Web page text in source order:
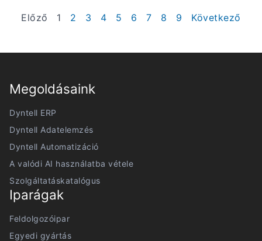
Előző 1 2 3 4 5 6 7 8 9 Következő
Megoldásaink
Dyntell ERP
Dyntell Adatelemzés
Dyntell Automatizáció
A valódi AI használatba vétele
Szolgáltatáskatalógus
Iparágak
Feldolgozóipar
Egyedi gyártás